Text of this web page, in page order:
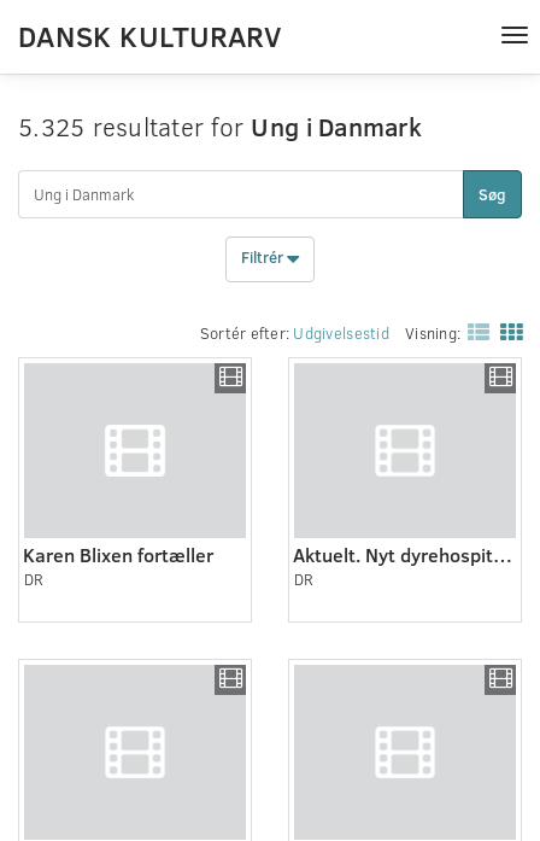
DANSK KULTURARV
5.325 resultater for Ung i Danmark
Søg
Filtrér
Sortér efter: Udgivelsestid Visning:
Karen Blixen fortæller
DR
Aktuelt. Nyt dyrehospital i Esbjerg.
DR